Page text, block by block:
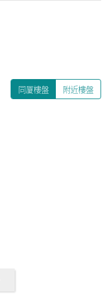
同厦樓盤 附近樓盤